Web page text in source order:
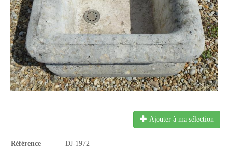
Ajouter à ma sélection
Référence DJ-1972